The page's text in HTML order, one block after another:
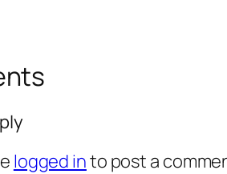
logged into post a